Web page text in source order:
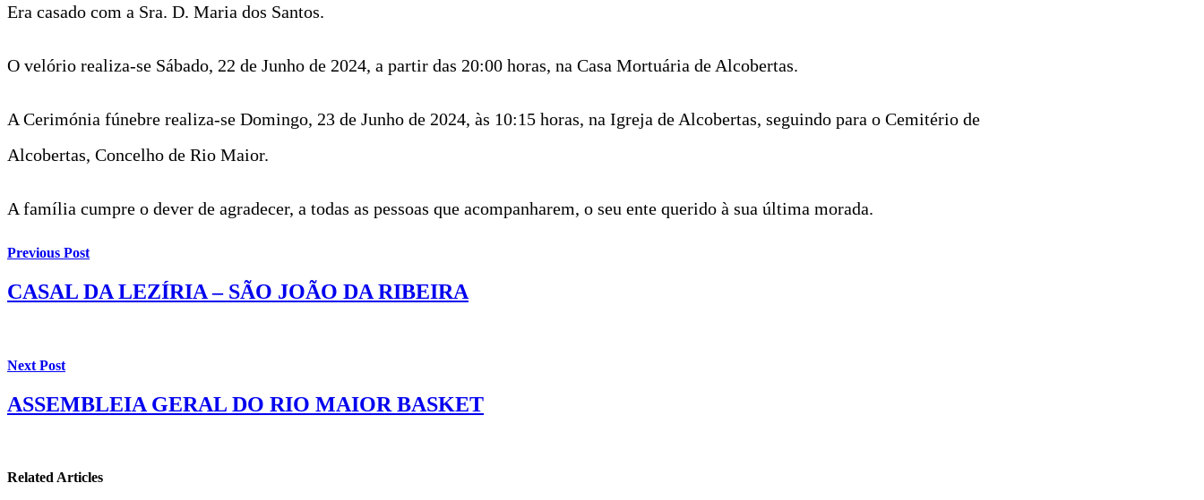
Era casado com a Sra. D. Maria dos Santos.
O velório realiza-se Sábado, 22 de Junho de 2024, a partir das 20:00 horas, na Casa Mortuária de Alcobertas.
A Cerimónia fúnebre realiza-se Domingo, 23 de Junho de 2024, às 10:15 horas, na Igreja de Alcobertas, seguindo para o Cemitério de
Alcobertas, Concelho de Rio Maior.
A família cumpre o dever de agradecer, a todas as pessoas que acompanharem, o seu ente querido à sua última morada.
Previous Post
CASAL DA LEZÍRIA – SÃO JOÃO DA RIBEIRA
Next Post
ASSEMBLEIA GERAL DO RIO MAIOR BASKET
Related Articles